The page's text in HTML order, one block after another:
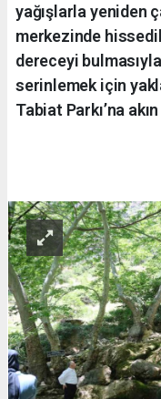
yağışlarla yeniden
merkezinde
dereceyi
serinlemek için
Tabiat Parkı’na